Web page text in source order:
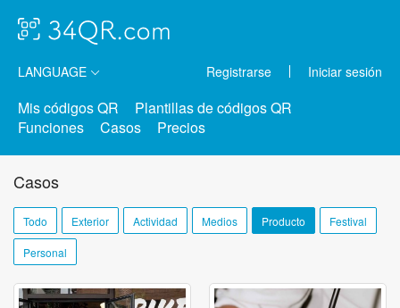
LANGUAGE Registrarse Iniciar sesión
Mis códigos QR
Plantillas de códigos QR
Funciones
Casos Precios
Casos
Todo Exterior Actividad Medios Producto Festival
Personal